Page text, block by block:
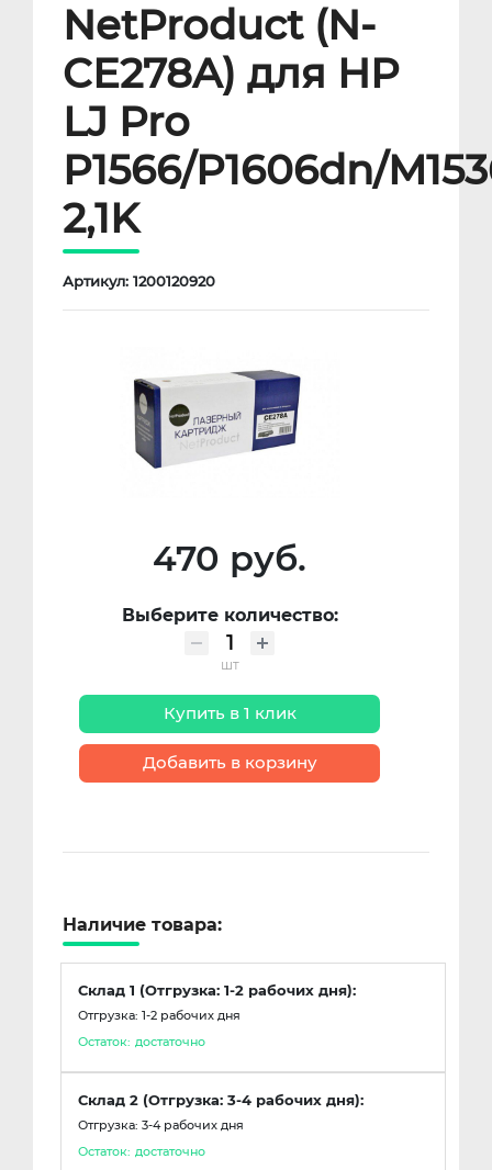
NetProduct (N-
CE278A) для HP
LJ Pro
P1566/P1606dn/
2,1K
Артикул: 1200120920
470 руб.
Выберите количество:
шт
Купить в 1 клик
Добавить в корзину
Наличие товара:
Склад 1 (Отгрузка: 1-2 рабочих дня):
Отгрузка: 1-2 рабочих дня
Остаток: достаточно
Склад 2 (Отгрузка: 3-4 рабочих дня):
Отгрузка: 3-4 рабочих дня
Остаток: достаточно